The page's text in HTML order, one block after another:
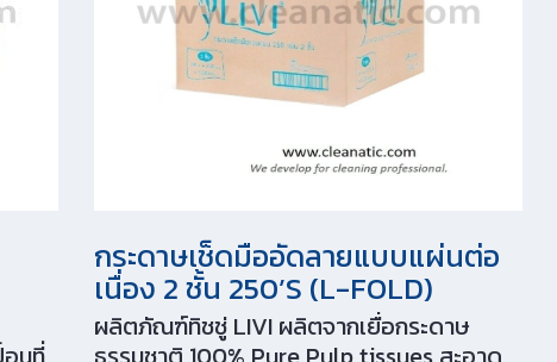
กระดาษเช็ดมืออัดลายแบบแผ่นต่อ
เนื่อง 2 ชั้น 250’S (L-FOLD)
ผลิตภัณฑ์ทิชชู่ LIVI ผลิตจากเยื่อกระดาษ